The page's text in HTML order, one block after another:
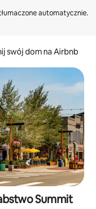
swój dom na Airbnb
Summit